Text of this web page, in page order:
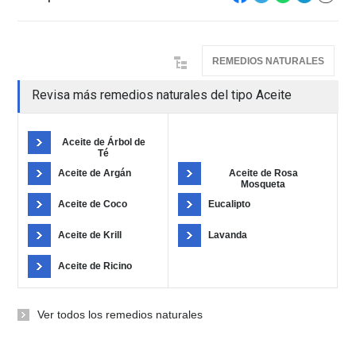
REMEDIOS NATURALES
Revisa más remedios naturales del tipo Aceite
Aceite de Árbol de
Té
Aceite de Argán
Aceite de Coco
Aceite de Krill
Aceite de Ricino
Aceite de Rosa
Mosqueta
Eucalipto
Lavanda
Ver todos los remedios naturales